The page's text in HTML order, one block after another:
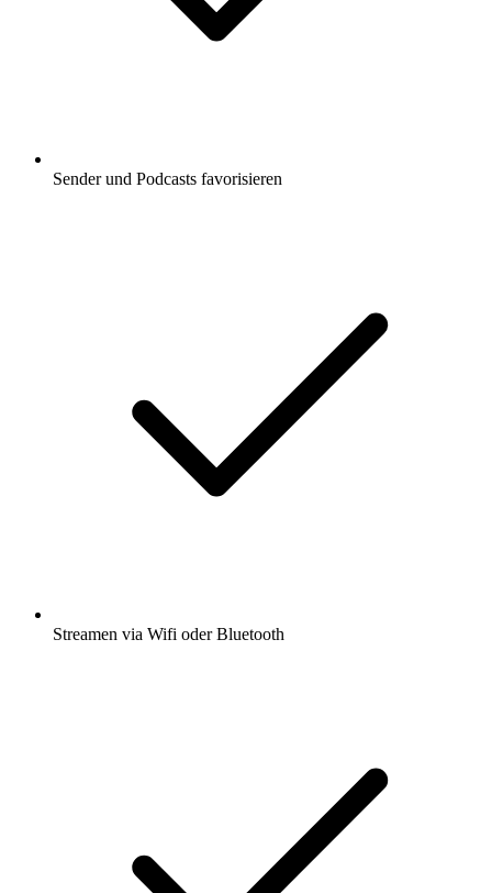
Sender und Podcasts favorisieren
Streamen via Wifi oder Bluetooth